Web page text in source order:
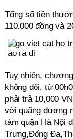
Tổng số tiền
110.000 đồng và
Tuy nhiên,
không đổi, từ
phải trả 10,000
với quãng đường
tám quận Hà Nội
Trưng,Đống